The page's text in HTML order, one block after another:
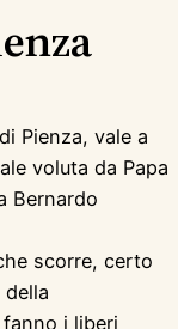
Pienza, vale a
voluta da Papa
Bernardo
scorre, certo
i liberi